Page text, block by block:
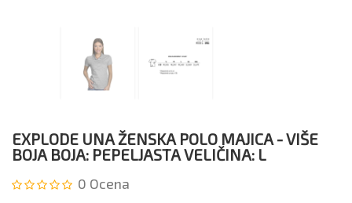
EXPLODE UNA ŽENSKA POLO MAJICA - VIŠE
BOJA BOJA: PEPELJASTA VELIČINA: L
0 Ocena